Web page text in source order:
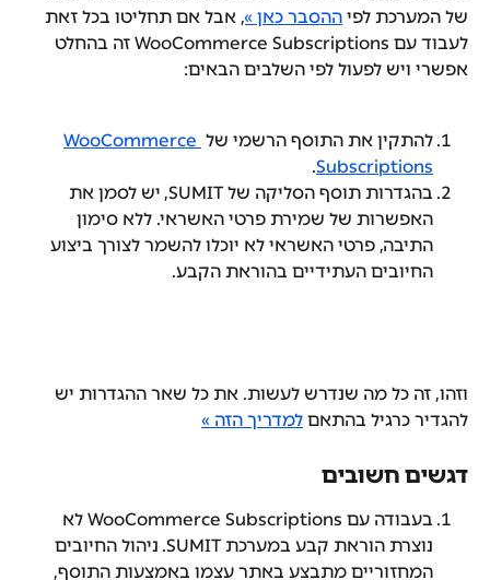
של המערכת לפי ההסבר כאן », אבל אם תחליטו בכל זאת
לעבוד עם WooCommerce Subscriptions זה בהחלט
אפשרי ויש לפעול לפי השלבים הבאים:
להתקין את התוסף הרשמי של WooCommerce
Subscriptions
.
בהגדרות תוסף הסליקה של SUMIT, יש לסמן את
האפשרות של שמירת פרטי האשראי. ללא סימון
התיבה, פרטי האשראי לא יוכלו להשמר לצורך ביצוע
החיובים העתידיים בהוראת הקבע.
וזהו, זה כל מה שנדרש לעשות. את כל שאר ההגדרות יש
להגדיר כרגיל בהתאם למדריך הזה »
דגשים חשובים
בעבודה עם WooCommerce Subscriptions לא
נוצרת הוראת קבע במערכת SUMIT. ניהול החיובים
המחזוריים מתבצע באתר עצמו באמצעות התוסף,